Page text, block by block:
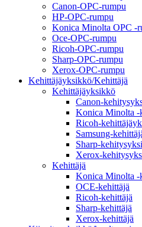
Canon-OPC-rumpu
HP-OPC-rumpu
Konica Minolta OPC -
Oce-OPC-rumpu
Ricoh-OPC-rumpu
Sharp-OPC-rumpu
Xerox-OPC-rumpu
Kehittäjäyksikkö/Kehittäjä
Kehittäjäyksikkö
Canon-
Konica Minolta
Ricoh-
Samsung-
Sharp-
Xerox-
Kehittäjä
Konica Minolta -
OCE-kehittäjä
Ricoh-kehittäjä
Sharp-kehittäjä
Xerox-kehittäjä